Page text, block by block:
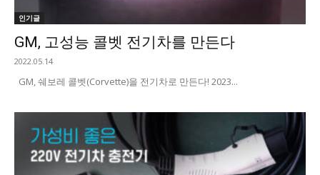
인기글
GM, 고성능 콜벳 전기차를 만든다
2022.05.14
GM, 쉐보레 콜벳(Corvette)을 전기차로 만든다! 2023...